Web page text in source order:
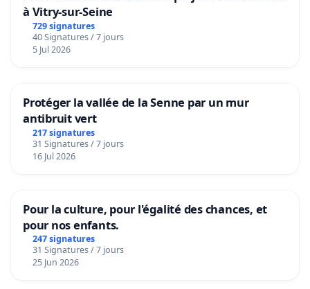
à Vitry-sur-Seine
729 signatures
40 Signatures / 7 jours
5 Jul 2026
Protéger la vallée de la Senne par un mur
antibruit vert
217 signatures
31 Signatures / 7 jours
16 Jul 2026
Pour la culture, pour l'égalité des chances, et
pour nos enfants.
247 signatures
31 Signatures / 7 jours
25 Jun 2026